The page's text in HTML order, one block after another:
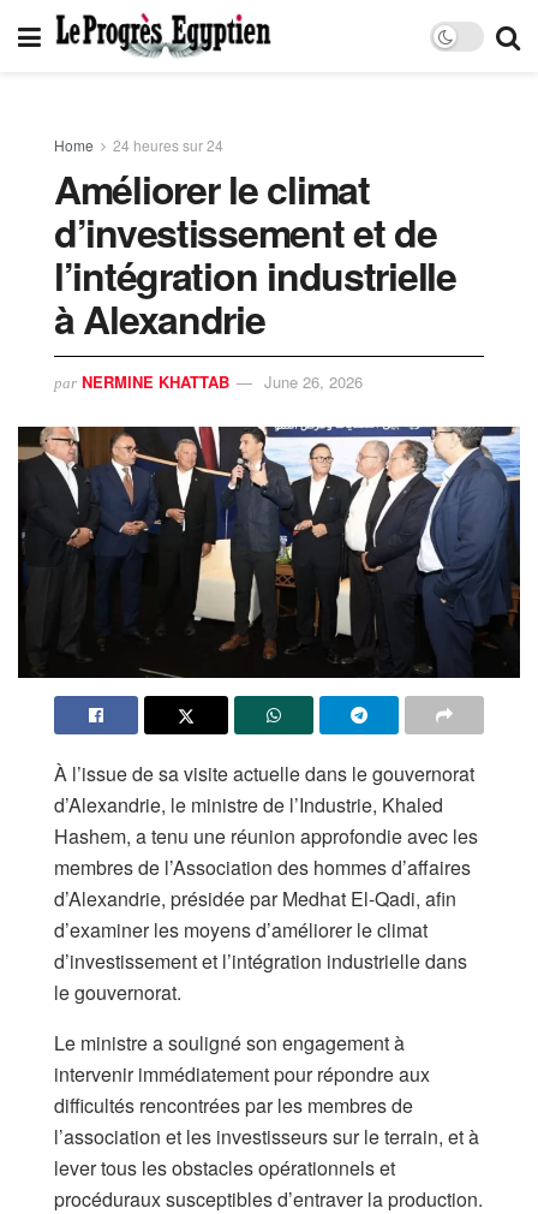
Home 24 heures sur 24
Améliorer le climat
d’investissement et de
l’intégration industrielle
à Alexandrie
par NERMINE KHATTAB June 26, 2026
À l’issue de sa visite actuelle dans le gouvernorat
d’Alexandrie, le ministre de l’Industrie, Khaled
Hashem, a tenu une réunion approfondie avec les
membres de l’Association des hommes d’affaires
d’Alexandrie, présidée par Medhat El-Qadi, afin
d’examiner les moyens d’améliorer le climat
d’investissement et l’intégration industrielle dans
le gouvernorat.
Le ministre a souligné son engagement à
intervenir immédiatement pour répondre aux
difficultés rencontrées par les membres de
l’association et les investisseurs sur le terrain, et à
lever tous les obstacles opérationnels et
procéduraux susceptibles d’entraver la production.